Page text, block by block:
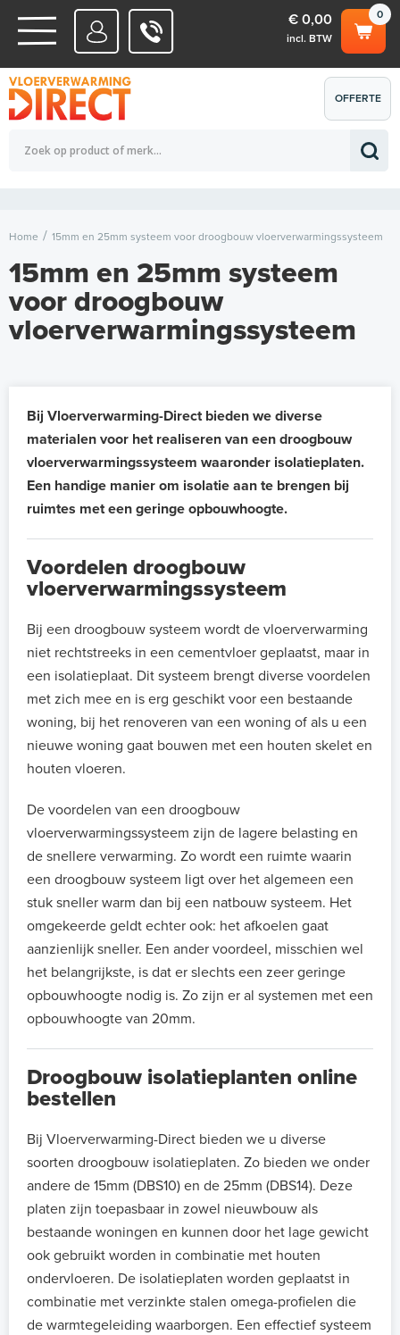
WATERSYSTEMEN
ELEKTRISCHE SYSTEMEN
0
€ 0,00
incl. BTW
Totaalbedrag (incl. BTW) € 0,00
OFFERTE
AANVRAGEN
Home 15mm en 25mm systeem voor droogbouw vloerverwarmingssysteem
15mm en 25mm systeem
voor droogbouw
vloerverwarmingssysteem
Bij Vloerverwarming-Direct bieden we diverse
materialen voor het realiseren van een droogbouw
vloerverwarmingssysteem waaronder isolatieplaten.
Een handige manier om isolatie aan te brengen bij
ruimtes met een geringe opbouwhoogte.
Voordelen droogbouw
vloerverwarmingssysteem
Bij een droogbouw systeem wordt de vloerverwarming
niet rechtstreeks in een cementvloer geplaatst, maar in
een isolatieplaat. Dit systeem brengt diverse voordelen
met zich mee en is erg geschikt voor een bestaande
woning, bij het renoveren van een woning of als u een
nieuwe woning gaat bouwen met een houten skelet en
houten vloeren.
De voordelen van een droogbouw
vloerverwarmingssysteem zijn de lagere belasting en
de snellere verwarming. Zo wordt een ruimte waarin
een droogbouw systeem ligt over het algemeen een
stuk sneller warm dan bij een natbouw systeem. Het
omgekeerde geldt echter ook: het afkoelen gaat
aanzienlijk sneller. Een ander voordeel, misschien wel
het belangrijkste, is dat er slechts een zeer geringe
opbouwhoogte nodig is. Zo zijn er al systemen met een
opbouwhoogte van 20mm.
Droogbouw isolatieplanten online
bestellen
Bij Vloerverwarming-Direct bieden we u diverse
soorten droogbouw isolatieplaten. Zo bieden we onder
andere de 15mm (DBS10) en de 25mm (DBS14). Deze
platen zijn toepasbaar in zowel nieuwbouw als
bestaande woningen en kunnen door het lage gewicht
ook gebruikt worden in combinatie met houten
ondervloeren. De isolatieplaten worden geplaatst in
combinatie met verzinkte stalen omega-profielen die
de warmtegeleiding waarborgen. Een effectief systeem